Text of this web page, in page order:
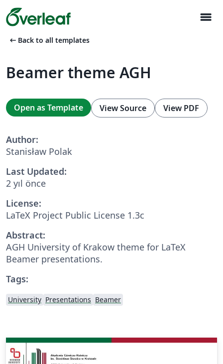
menu
arrow_left_alt Back to all templates
Beamer theme AGH
Open as Template View Source View PDF
Author:
Stanisław Polak
Last Updated:
2 yıl önce
License:
LaTeX Project Public License 1.3c
Abstract:
AGH University of Krakow theme for LaTeX
Beamer presentations.
Tags:
University Presentations Beamer